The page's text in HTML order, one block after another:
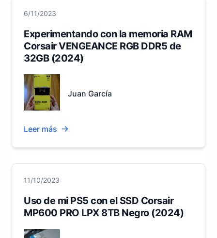
6/11/2023
Experimentando con la memoria RAM
Corsair VENGEANCE RGB DDR5 de
32GB (2024)
Juan García
Leer más
11/10/2023
Uso de mi PS5 con el SSD Corsair
MP600 PRO LPX 8TB Negro (2024)